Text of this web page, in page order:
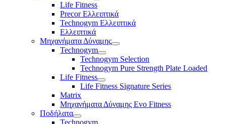
Life Fitness
Precor Ελλειπτικά
Technogym Ελλειπτικά
Ελλειπτικά
Μηχανήματα Δύναμης
Technogym
Technogym Selection
Technogym Pure Strength Plate Loaded
Life Fitness
Life Fitness Signature Series
Matrix
Μηχανήματα Δύναμης Evo Fitness
Ποδήλατα
Technogym